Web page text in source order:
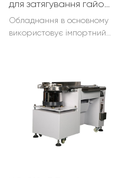
для затягування гайок
HC-NLM
Обладнання в основному
використовує імпортний
просте управління